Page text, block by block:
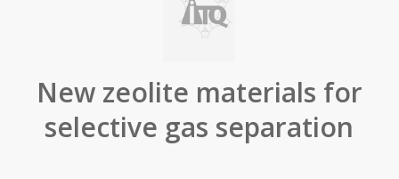
New zeolite materials for
selective gas separation